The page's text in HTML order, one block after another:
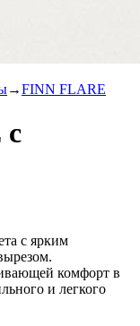
FINN FLARE
с ярким
комфорт в
и легкого